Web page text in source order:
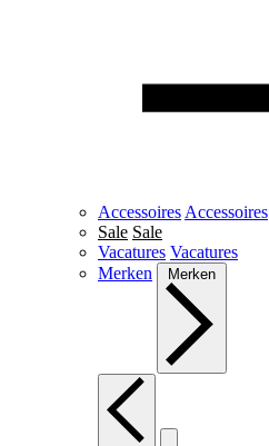
Accessoires Accessoires
Sale Sale
Vacatures Vacatures
Merken
Merken